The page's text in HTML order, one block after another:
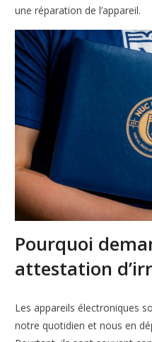
une réparation de l’appareil.
Pourquoi
attestation
Les appareils électroniques
notre quotidien et nous en